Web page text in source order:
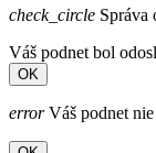
check_circle Správa
Váš podnet bol
OK
errorVáš podnet